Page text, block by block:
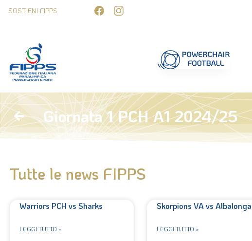
SOSTIENI FIPPS
Giornata 1 PCH A1 2024/25
Tutte le news FIPPS
Warriors PCH vs Sharks
LEGGI TUTTO »
Skorpions VA vs Albalonga
LEGGI TUTTO »